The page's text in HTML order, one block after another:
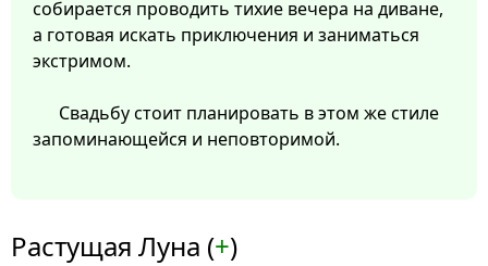
собирается проводить тихие вечера на диване,
а готовая искать приключения и заниматься
экстримом.
Свадьбу стоит планировать в этом же стиле
запоминающейся и неповторимой.
Растущая Луна (+)